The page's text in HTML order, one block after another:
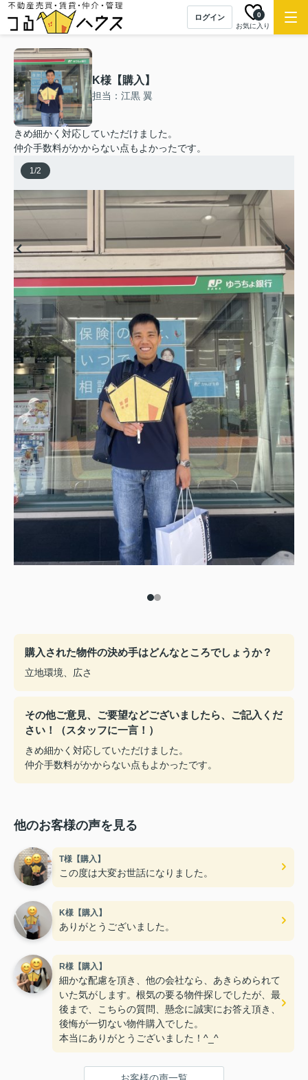
ログイン
お気に入り
0
K様【購入】
担当：江黒 翼
きめ細かく対応していただけました。
仲介手数料がかからない点もよかったです。
1/2
購入された物件の決め手はどんなところでしょうか？
立地環境、広さ
その他ご意見、ご要望などございましたら、ご記入くだ
さい！（スタッフに一言！）
きめ細かく対応していただけました。
仲介手数料がかからない点もよかったです。
他のお客様の声を見る
T様【購入】
この度は大変お世話になりました。
K様【購入】
ありがとうございました。
R様【購入】
細かな配慮を頂き、他の会社なら、あきらめられて
いた気がします。根気の要る物件探しでしたが、最
後まで、こちらの質問、懸念に誠実にお答え頂き、
後悔が一切ない物件購入でした。
本当にありがとうございました！^_^
お客様の声一覧